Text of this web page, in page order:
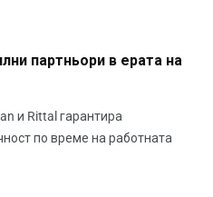
партньори в ерата на
и Rittal гарантира
по време на работната